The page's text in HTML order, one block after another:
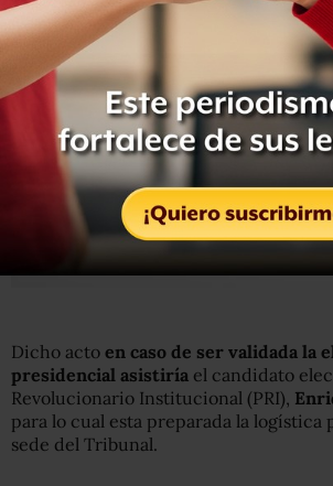
Dicho acto en caso de ser validada la
presidencial asistiría el candidato
Revolucionario Institucional (PRI),
para lo cual esta preparada la logística
sede del Tribunal.